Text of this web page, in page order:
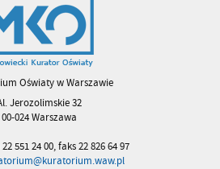
Oświaty w Warszawie
Jerozolimskie 32
00-024 Warszawa
551 24 00, faks 22 826 64 97